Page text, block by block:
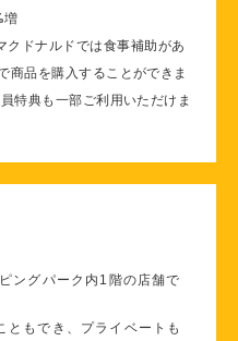
増
クドナルドでは食事補助があ
商品を購入することができま
特典も一部ご利用いただけま
ングパーク内1階の店舗で
ともでき、プライベートも